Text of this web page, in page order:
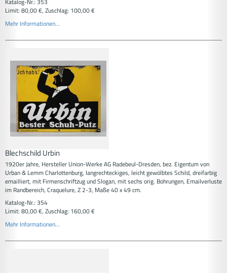
Katalog-Nr.: 353
Limit: 80,00 €, Zuschlag: 100,00 €
Mehr Informationen...
Blechschild Urbin
1920er Jahre, Hersteller Union-Werke AG Radebeul-Dresden, bez. Eigentum von
Urban & Lemm Charlottenburg, langrechteckiges, leicht gewölbtes Schild, dreifarbig
emailliert, mit Firmenschriftzug und Slogan, mit sechs orig. Bohrungen, Emailverluste
im Randbereich, Craquelure, Z 2-3, Maße 40 x 49 cm.
Katalog-Nr.: 354
Limit: 80,00 €, Zuschlag: 160,00 €
Mehr Informationen...